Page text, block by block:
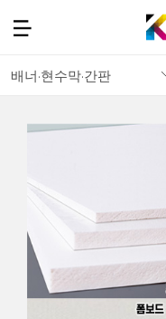
배너·현수막·간판